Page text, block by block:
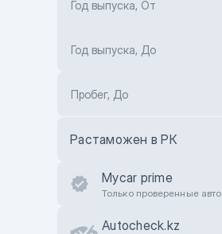
Год выпуска, От
Год выпуска, До
Пробег, До
Растаможен в РК
Mycar prime
Только проверенные авто
Autocheck.kz